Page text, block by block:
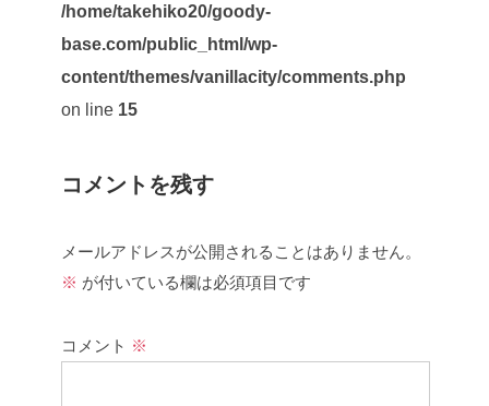
/home/takehiko20/goody-
base.com/public_html/wp-
content/themes/vanillacity/comments.php
on line 15
コメントを残す
メールアドレスが公開されることはありません。
※ が付いている欄は必須項目です
コメント ※